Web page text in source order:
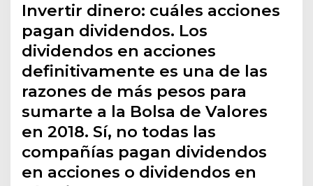
Invertir dinero: cuáles acciones
pagan dividendos. Los
dividendos en acciones
definitivamente es una de las
razones de más pesos para
sumarte a la Bolsa de Valores
en 2018. Sí, no todas las
compañías pagan dividendos
en acciones o dividendos en